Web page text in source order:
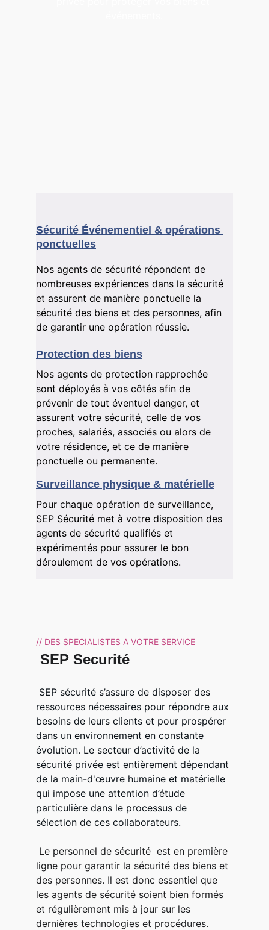
Protection des biens
Nos agents de protection rapprochée
sont déployés à vos côtés afin de
prévenir de tout éventuel danger, et
assurent votre sécurité, celle de vos
proches, salariés, associés ou alors de
votre résidence, et ce de manière
ponctuelle ou permanente.
Surveillance physique & matérielle
Pour chaque opération de surveillance,
SEP Sécurité met à votre disposition des
agents de sécurité qualifiés et
expérimentés pour assurer le bon
déroulement de vos opérations.
Sécurité Événementiel & opérations
ponctuelles
Nos agents de sécurité répondent de
nombreuses expériences dans la sécurité
et assurent de manière ponctuelle la
sécurité des biens et des personnes, afin
de garantir une opération réussie.
// DES SPECIALISTES A VOTRE SERVICE
SEP Securité
ressources nécessaires pour répondre aux
besoins de leurs clients et pour prospérer
dans un environnement en constante
évolution. Le secteur d’activité de la
sécurité privée est entièrement dépendant
de la main-d'œuvre humaine et matérielle
qui impose une attention d’étude
particulière dans le processus de
sélection de ces collaborateurs.
ligne pour garantir la sécurité des biens et
des personnes. Il est donc essentiel que
les agents de sécurité soient bien formés
et régulièrement mis à jour sur les
dernières technologies et procédures.